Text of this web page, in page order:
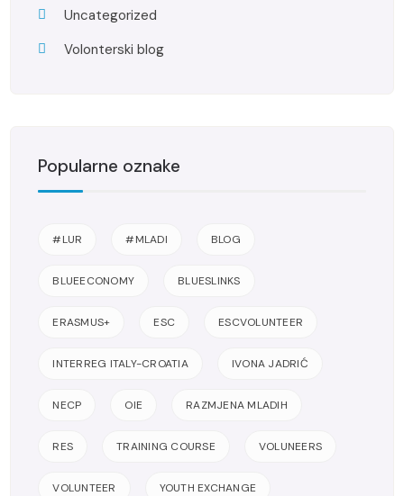
Uncategorized
Volonterski blog
Popularne oznake
#LUR #MLADI BLOG
BLUEECONOMY BLUESLINKS
ERASMUS+ ESC ESCVOLUNTEER
INTERREG ITALY-CROATIA IVONA JADRIĆ
NECP OIE RAZMJENA MLADIH
RES TRAINING COURSE VOLUNEERS
VOLUNTEER YOUTH EXCHANGE